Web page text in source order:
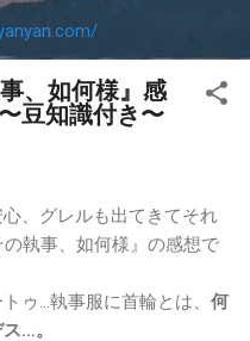
、如何様』感
豆知識付き〜
、グレルも出てきてそれ
執事、如何様』の感想で
ゥ…執事服に首輪とは、 何
…。